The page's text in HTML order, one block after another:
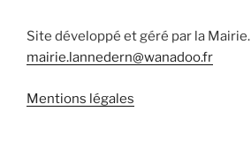
Site développé et géré par la Mairie.
mairie.lannedern@wanadoo.fr
Mentions légales